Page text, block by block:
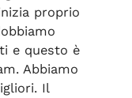
proprio
e questo è
Abbiamo
Il